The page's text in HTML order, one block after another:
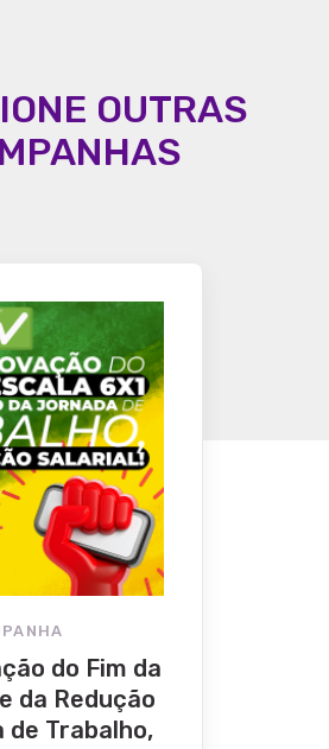
OUTRAS
do Fim da
da Redução
de Trabalho,